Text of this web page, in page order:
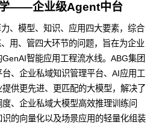
——企业级Agent中台
、模型、知识、应用四大要素，综合
用、管四大环节的问题，旨在为企业
智能应用工程流水线。ABG集团
、企业私域知识管理平台、AI应用工
供更先进、更匹配的大模型，解决了
、企业私域大模型高效推理训练问
的向量化以及场景应用的轻量化组装